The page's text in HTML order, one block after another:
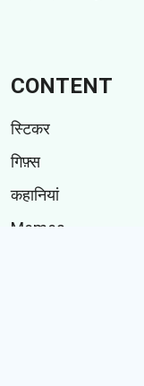
CONTENT
स्टिकर
गिफ़्स
कहानियां
Memes